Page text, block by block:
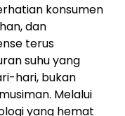
konsumen
dan
terus
suhu yang
hari, bukan
Melalui
yang hemat